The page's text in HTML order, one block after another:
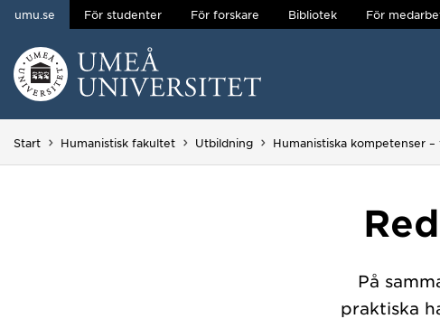
Hoppa direkt till innehållet
umu.se För studenter För forskare Bibliotek För
Huvudmenyn dold.
Start Humanistisk fakultet Utbildning Humanistiska kompetenser –
På
praktiska